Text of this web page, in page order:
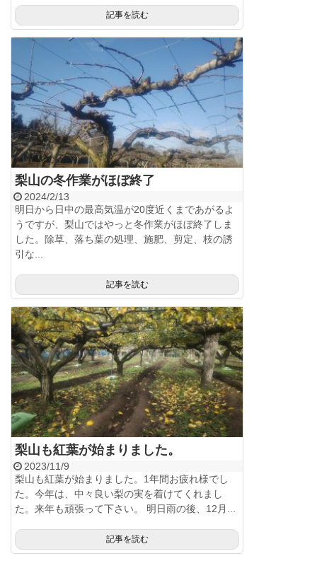
記事を読む
梨山の冬作業がほぼ終了
2024/2/13
明日から日中の最高気温が20度近くまであがるよ
うですが、梨山ではやっと冬作業がほぼ終了しま
した。除草、落ち葉の処理、施肥、剪定、枝の誘
引な...
記事を読む
梨山も紅葉が始まりました。
2023/11/9
梨山も紅葉が始まりました。1年間お疲れ様でし
た。今年は、中々良い梨の実を着けてくれまし
た。来年も頑張って下さい。 明日雨の後、12月...
記事を読む